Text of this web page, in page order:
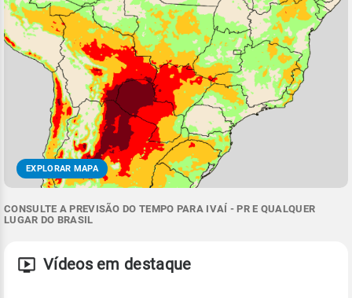
EXPLORAR MAPA
CONSULTE A PREVISÃO DO TEMPO PARA IVAÍ - PR E QUALQUER
LUGAR DO BRASIL
Vídeos em destaque